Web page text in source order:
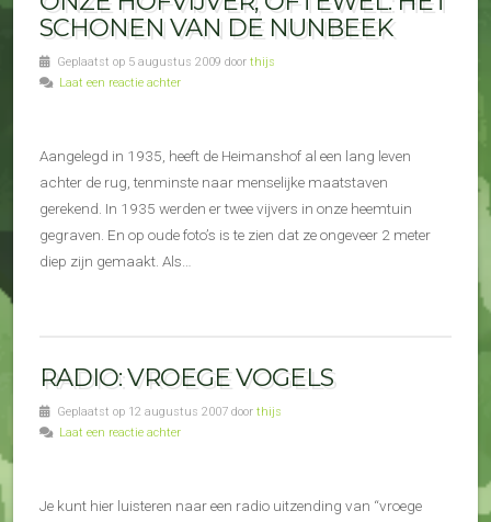
SCHONEN VAN DE NUNBEEK
Geplaatst op 5 augustus 2009 door thijs
Laat een reactie achter
Aangelegd in 1935, heeft de Heimanshof al een lang leven
achter de rug, tenminste naar menselijke maatstaven
gerekend. In 1935 werden er twee vijvers in onze heemtuin
gegraven. En op oude foto’s is te zien dat ze ongeveer 2 meter
diep zijn gemaakt. Als…
RADIO: VROEGE VOGELS
Geplaatst op 12 augustus 2007 door thijs
Laat een reactie achter
Je kunt hier luisteren naar een radio uitzending van “vroege